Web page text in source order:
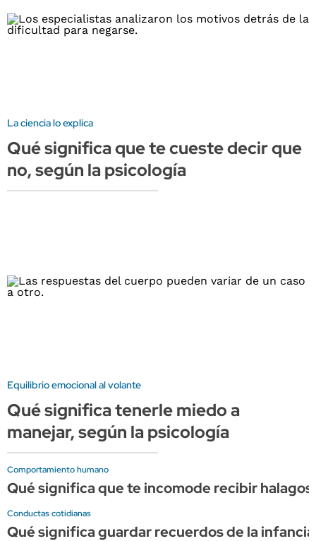
La ciencia lo explica
Qué significa que te cueste decir que
no, según la psicología
Equilibrio emocional al volante
Qué significa tenerle miedo a
manejar, según la psicología
Comportamiento humano
Qué significa que te incomode recibir
Conductas cotidianas
Qué significa guardar recuerdos de la